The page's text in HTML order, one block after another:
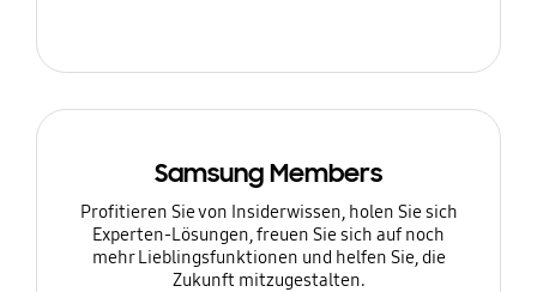
Samsung Members
Profitieren Sie von Insiderwissen, holen Sie sich
Experten-Lösungen, freuen Sie sich auf noch
mehr Lieblingsfunktionen und helfen Sie, die
Zukunft mitzugestalten.